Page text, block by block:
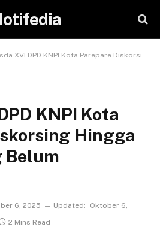
XVI DPD KNPI Kota Parepare Diskorsing Hingga Waktu yang Belum Ditentukan
KNPI Kota
Hingga
Belum
6, 2025 Updated:
Oktober 6,
2 Mins Read